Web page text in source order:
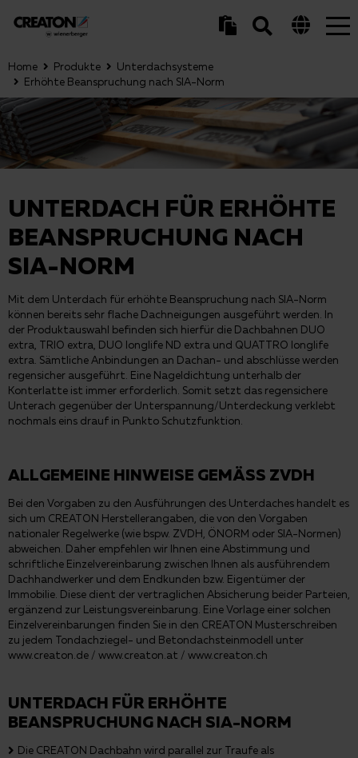
Home Produkte
Unterdachsysteme
Erhöhte Beanspruchung nach SIA-Norm
UNTERDACH FÜR ERHÖHTE
BEANSPRUCHUNG NACH
SIA-NORM
Mit dem Unterdach für erhöhte Beanspruchung nach SIA-Norm
können bereits sehr flache Dachneigungen ausgeführt werden. In
der Produktauswahl befinden sich hierfür die Dachbahnen DUO
extra, TRIO extra, DUO longlife ND extra und QUATTRO longlife
extra. Sämtliche Anbindungen an Dachan- und abschlüsse werden
regensicher ausgeführt. Eine Nageldichtung unterhalb der
Konterlatte ist immer erforderlich. Somit setzt das regensichere
Unterach gegenüber der Unterspannung/Unterdeckung verklebt
nochmals eins drauf in Punkto Schutzfunktion.
ALLGEMEINE HINWEISE GEMÄSS ZVDH
Bei den Vorgaben zu den Ausführungen des Unterdaches handelt es
sich um CREATON Herstellerangaben, die von den Vorgaben
nationaler Regelwerke (wie bspw. ZVDH, ÖNORM oder SIA-Normen)
abweichen. Daher empfehlen wir Ihnen eine Abstimmung und
schriftliche Einzelvereinbarung zwischen Ihnen als ausführendem
Dachhandwerker und dem Endkunden bzw. Eigentümer der
Immobilie. Diese dient der vertraglichen Absicherung beider Parteien,
ergänzend zur Leistungsvereinbarung. Eine Vorlage einer solchen
Einzelvereinbarungen finden Sie in den CREATON Musterschreiben
zu jedem Tondachziegel- und Betondachsteinmodell unter
www.creaton.de / www.creaton.at / www.creaton.ch
UNTERDACH FÜR ERHÖHTE
BEANSPRUCHUNG NACH SIA-NORM
Die CREATON Dachbahn wird parallel zur Traufe als